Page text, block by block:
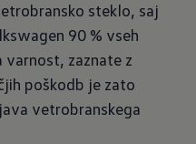
steklo, saj
90 % vseh
zaznate z
poškodb je zato
vetrobranskega